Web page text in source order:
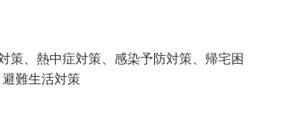
策、熱中症対策、感染予防対策、帰宅困
難生活対策